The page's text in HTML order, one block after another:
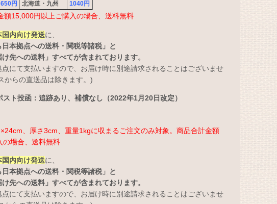
650円 北海道・九州 1040円
額15,000円以上ご購入の場合、送料無料
内向け発送に、
日本拠点への送料・関税等諸税」と
け先への送料」すべてが含まれております。
にて支払いますので、お届け時に別途請求されることはございませ
からの直送品は除きます。)
スト投函：追跡あり、補償なし（2022年1月20日改定）
、厚さ3cm、重量1kgに収まるご注文のみ対象。商品合計金額
の場合、送料無料
内向け発送に、
日本拠点への送料・関税等諸税」と
け先への送料」すべてが含まれております。
にて支払いますので、お届け時に別途請求されることはございませ